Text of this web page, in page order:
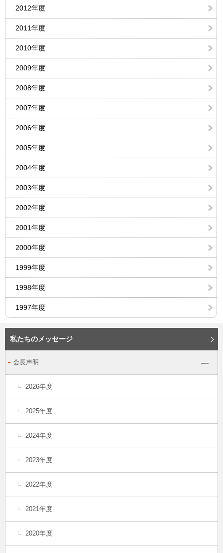
2012年度
2011年度
2010年度
2009年度
2008年度
2007年度
2006年度
2005年度
2004年度
2003年度
2002年度
2001年度
2000年度
1999年度
1998年度
1997年度
私たちのメッセージ
会長声明
2026年度
2025年度
2024年度
2023年度
2022年度
2021年度
2020年度